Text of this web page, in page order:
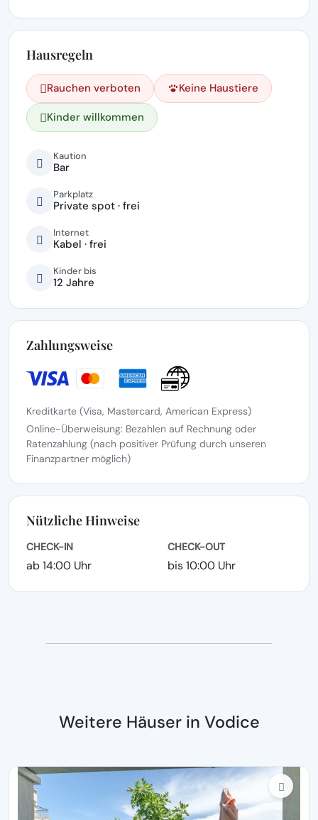
Hausregeln
Rauchen verboten Keine Haustiere
Kinder willkommen
Kaution
Bar
Parkplatz
Private spot · frei
Internet
Kabel · frei
Kinder bis
12 Jahre
Zahlungsweise
Kreditkarte (Visa, Mastercard, American Express)
Online-Überweisung: Bezahlen auf Rechnung oder
Ratenzahlung (nach positiver Prüfung durch unseren
Finanzpartner möglich)
Nützliche Hinweise
CHECK-IN
ab 14:00 Uhr
CHECK-OUT
bis 10:00 Uhr
Weitere Häuser in Vodice